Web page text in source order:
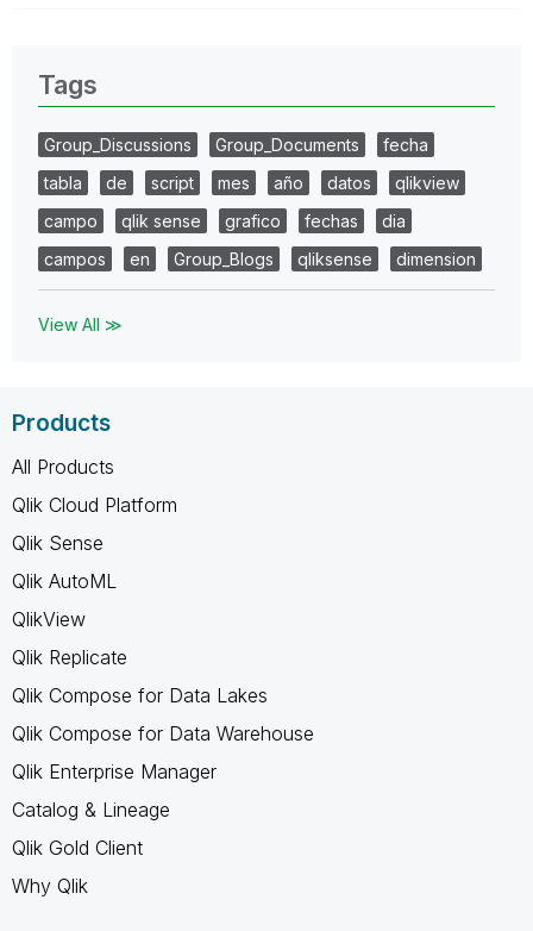
Tags
Group_Discussions Group_Documents
fecha
tabla
de script mes año datos
qlikview
campo
qlik sense grafico fechas
dia
campos
en Group_Blogs qliksense dimension
View All ≫
Products
All Products
Qlik Cloud Platform
Qlik Sense
Qlik AutoML
QlikView
Qlik Replicate
Qlik Compose for Data Lakes
Qlik Compose for Data Warehouse
Qlik Enterprise Manager
Catalog & Lineage
Qlik Gold Client
Why Qlik